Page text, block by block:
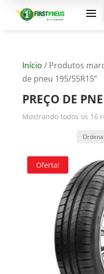
a
Início / Produtos
de pneu 195/55R15”
PREÇO DE
Mostrando todos os 16
Oferta!